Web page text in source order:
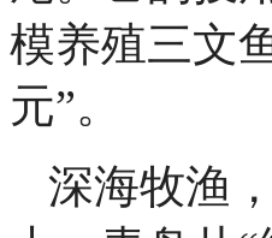
模养殖三文
元”。
深海牧渔